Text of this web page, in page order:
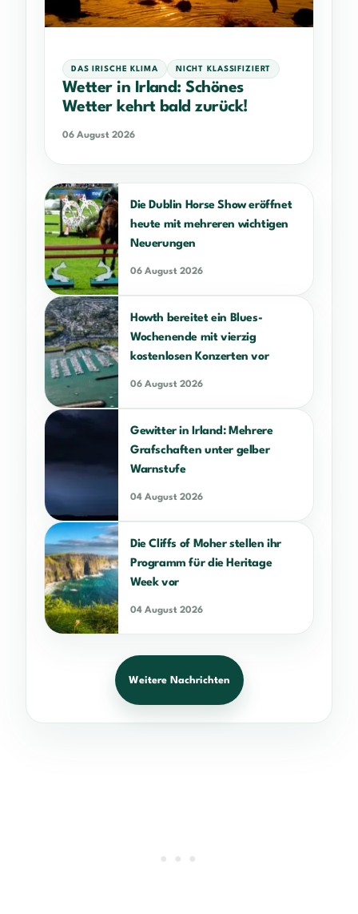
DAS IRISCHE KLIMA NICHT KLASSIFIZIERT
Wetter in Irland: Schönes
Wetter kehrt bald zurück!
06 August 2026
Die Dublin Horse Show eröffnet
heute mit mehreren wichtigen
Neuerungen
06 August 2026
Howth bereitet ein Blues-
Wochenende mit vierzig
kostenlosen Konzerten vor
06 August 2026
Gewitter in Irland: Mehrere
Grafschaften unter gelber
Warnstufe
04 August 2026
Die Cliffs of Moher stellen ihr
Programm für die Heritage
Week vor
04 August 2026
Weitere Nachrichten